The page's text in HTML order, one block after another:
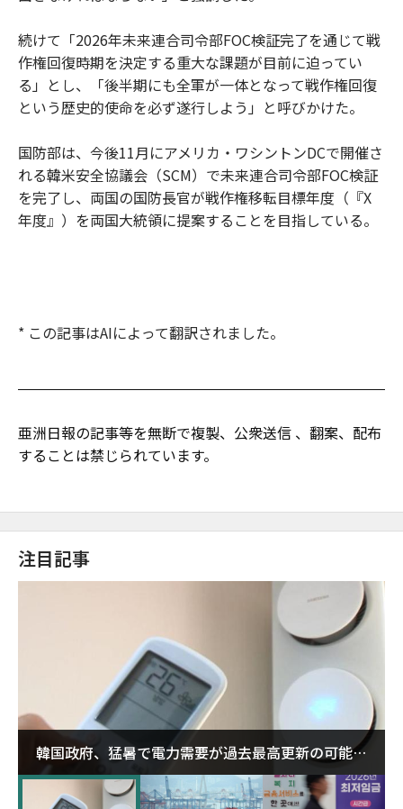
続けて「2026年未来連合司令部FOC検証完了を通じて戦
作権回復時期を決定する重大な課題が目前に迫ってい
る」とし、「後半期にも全軍が一体となって戦作権回復
という歴史的使命を必ず遂行しよう」と呼びかけた。
国防部は、今後11月にアメリカ・ワシントンDCで開催さ
れる韓米安全協議会（SCM）で未来連合司令部FOC検証
を完了し、両国の国防長官が戦作権移転目標年度（『X
年度』）を両国大統領に提案することを目指している。
* この記事はAIによって翻訳されました。
亜洲日報の記事等を無断で複製、公衆送信 、翻案、配布
することは禁じられています。
注目記事
韓国政府、猛暑で電力需要が過去最高更新の可能性
に需給対応体制を点検